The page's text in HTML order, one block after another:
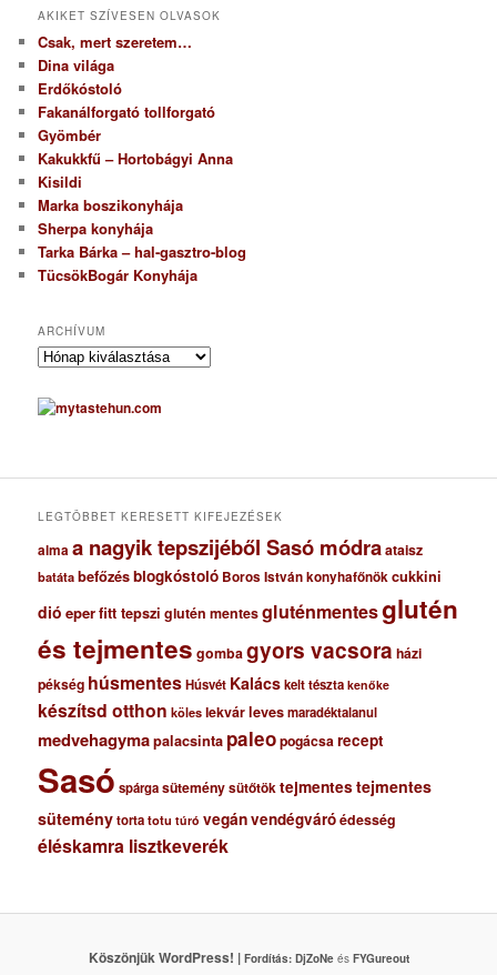
AKIKET SZÍVESEN OLVASOK
Csak, mert szeretem…
Dina világa
Erdőkóstoló
Fakanálforgató tollforgató
Gyömbér
Kakukkfű – Hortobágyi Anna
Kisildi
Marka boszikonyhája
Sherpa konyhája
Tarka Bárka – hal-gasztro-blog
TücsökBogár Konyhája
ARCHÍVUM
A
c
h
u
LEGTÖBBET KERESETT KIFEJEZÉSEK
almaa nagyik tepszijéből Sasó módraataisz
batáta befőzésblogkóstoló Boros István konyhafőnökcukkini
dió eperfitt tepszi glutén mentesgluténmentesglutén
és tejmentes gombagyors vacsora házi
pékség húsmentesHúsvét Kalácskelt tészta kenőke
készítsd otthon köles lekvárlevesmaradéktalanul
medvehagymapalacsinta paleopogácsarecept
Sasó spárgasüteménysütőtöktejmentestejmentes
süteménytorta totu túró vegánvendégváróédesség
éléskamra lisztkeverék
Köszönjük WordPress! | Fordítás: DjZoNeés FYGureout